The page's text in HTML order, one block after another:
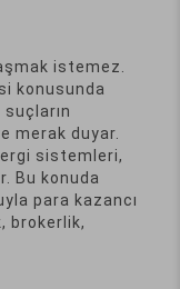
istemez.
konusunda
merak duyar.
sistemleri,
Bu konuda
para kazancı
brokerlik,